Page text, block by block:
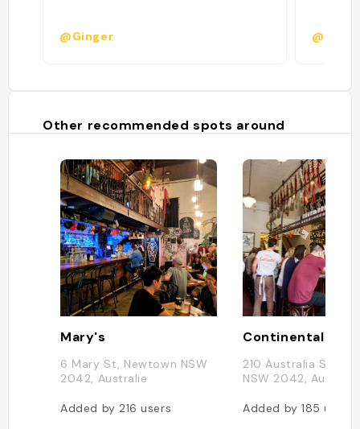
@Ginger @
Other recommended spots around
Mary's
6 Mary St, Newtown NSW
2042, Australie
Added by 216users
210 Australia St,
NSW 2042, Australie
Added by185users